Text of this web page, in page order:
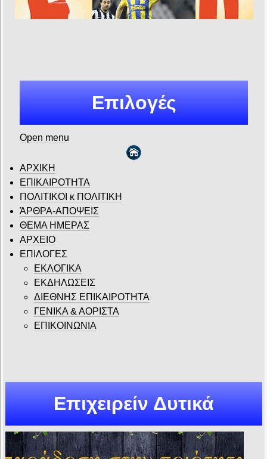
Επιλογές
Open menu
ΑΡΧΙΚΗ
ΕΠΙΚΑΙΡΟΤΗΤΑ
ΠΟΛΙΤΙΚΟΙ κ ΠΟΛΙΤΙΚΗ
ΆΡΘΡΑ-ΑΠΟΨΕΙΣ
ΘΕΜΑ ΗΜΕΡΑΣ
ΑΡΧΕΙΟ
ΕΠΙΛΟΓΕΣ
ΕΚΛΟΓΙΚΑ
ΕΚΔΗΛΩΣΕΙΣ
ΔΙΕΘΝΗΣ ΕΠΙΚΑΙΡΟΤΗΤΑ
ΓΕΝΙΚΑ & ΑΟΡΙΣΤΑ
ΕΠΙΚΟΙΝΩΝΙΑ
Επιχειρείν Δυτικά